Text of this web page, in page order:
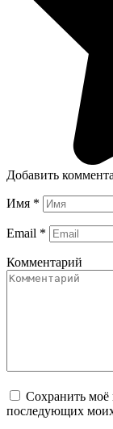
Добавить
Имя *
Email *
Комментарий
Сохранить моё
последующих